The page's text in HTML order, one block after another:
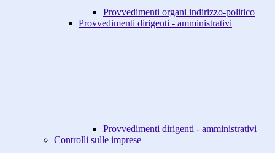
Provvedimenti organi indirizzo-politico
Provvedimenti dirigenti - amministrativi
Provvedimenti dirigenti - amministrativi
Controlli sulle imprese